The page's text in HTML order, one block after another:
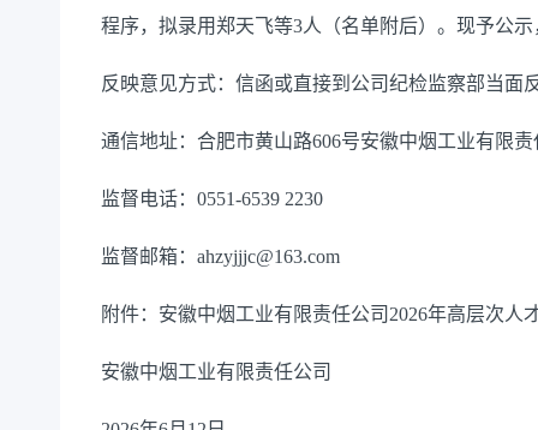
程序，拟录用郑天飞等3人（名单附后）。现予公
反映意见方式：信函或直接到公司纪检监察部当面
通信地址：合肥市黄山路606号安徽中烟工业有限
监督电话：0551-6539 2230
监督邮箱：ahzyjjjc@163.com
附件：安徽中烟工业有限责任公司2026年高层次人
安徽中烟工业有限责任公司